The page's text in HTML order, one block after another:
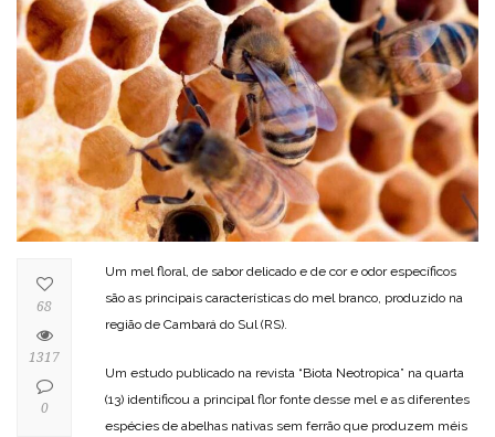
Um mel floral, de sabor delicado e de cor e odor específicos
são as principais características do mel branco, produzido na
região de Cambará do Sul (RS).
Um estudo publicado na revista “Biota Neotropica” na quarta
(13) identificou a principal flor fonte desse mel e as diferentes
espécies de abelhas nativas sem ferrão que produzem méis
68
1317
0